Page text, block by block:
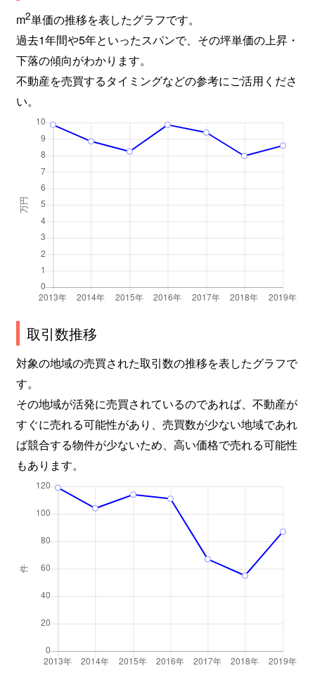
m2単価の推移を表したグラフです。
過去1年間や5年といったスパンで、その坪単価の上昇・
下落の傾向がわかります。
不動産を売買するタイミングなどの参考にご活用くださ
い。
取引数推移
対象の地域の売買された取引数の推移を表したグラフで
す。
その地域が活発に売買されているのであれば、不動産が
すぐに売れる可能性があり、売買数が少ない地域であれ
ば競合する物件が少ないため、高い価格で売れる可能性
もあります。